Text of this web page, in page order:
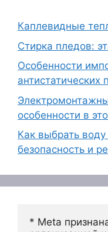
Каплевидные
Стирка пледов:
Особенности
антистатических
особенности в
Как выбрать
безопасность и
* Meta